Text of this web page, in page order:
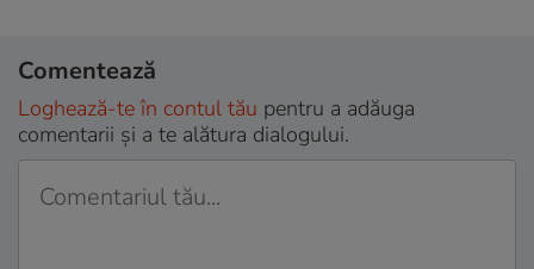
Comentează
Loghează-te în contul tău pentru a adăuga
comentarii și a te alătura dialogului.